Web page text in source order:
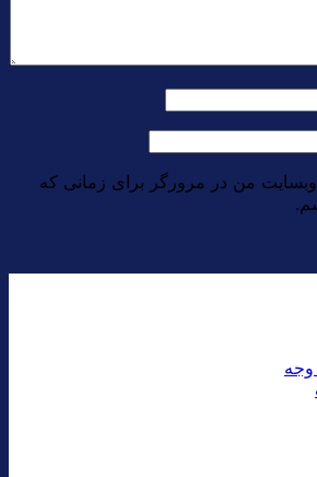
وبسایت من در مرورگر برای زمانی که